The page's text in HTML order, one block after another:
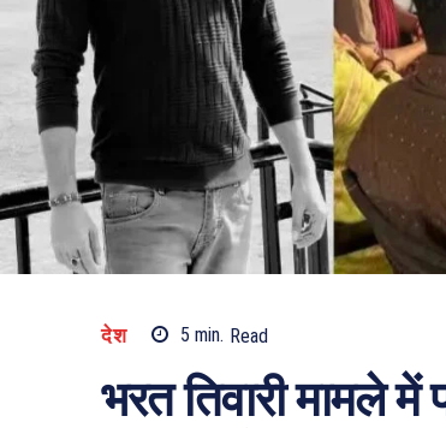
देश 5 min. Read
भरत तिवारी मामले